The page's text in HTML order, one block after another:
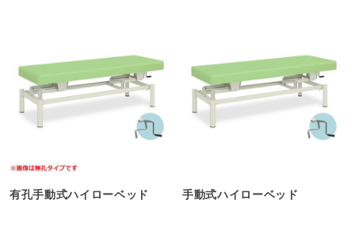
有孔手動式ハイローベッド 手動式ハイローベッド